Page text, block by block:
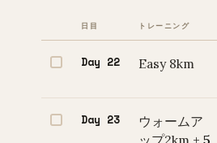
日目 トレーニング
Day 22 Easy 8km
Day 23
ウォームア
ップ2km +5